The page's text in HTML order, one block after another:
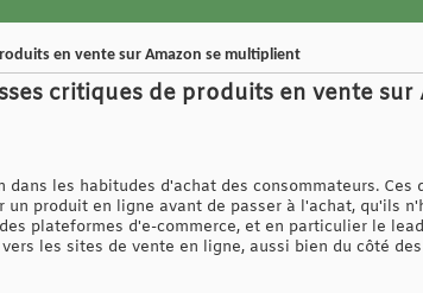
en vente sur Amazon se multiplient
critiques de produits en vente sur
les habitudes d'achat des consommateurs. Ces
produit en ligne avant de passer à l'achat, qu'ils
plateformes d'e-commerce, et en particulier le
les sites de vente en ligne, aussi bien du côté